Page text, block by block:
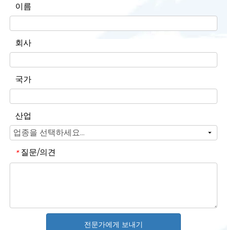
이름
회사
국가
산업
* 질문/의견
전문가에게 보내기